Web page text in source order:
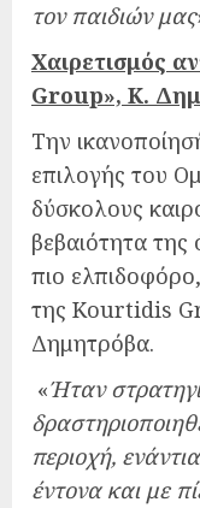
τον παιδιών μας
Χαιρετισμός
Group», K.
Την
επιλογής του
δύσκολους
βεβαιότητα της
πιο
της Kourtidis
Δημητρόβα.
«Ήταν
περιοχή,
έντονα και με